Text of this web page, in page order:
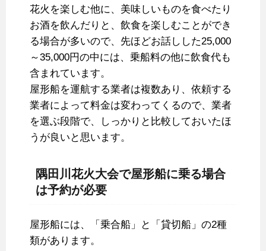
花火を楽しむ他に、美味しいものを食べたり
お酒を飲んだりと、飲食を楽しむことができ
る場合が多いので、先ほどお話しした25,000
～35,000円の中には、乗船料の他に飲食代も
含まれています。
屋形船を運航する業者は複数あり、依頼する
業者によって料金は変わってくるので、業者
を選ぶ段階で、しっかりと比較しておいたほ
うが良いと思います。
隅田川花火大会で屋形船に乗る場合
は予約が必要
屋形船には、「乗合船」と「貸切船」の2種
類があります。